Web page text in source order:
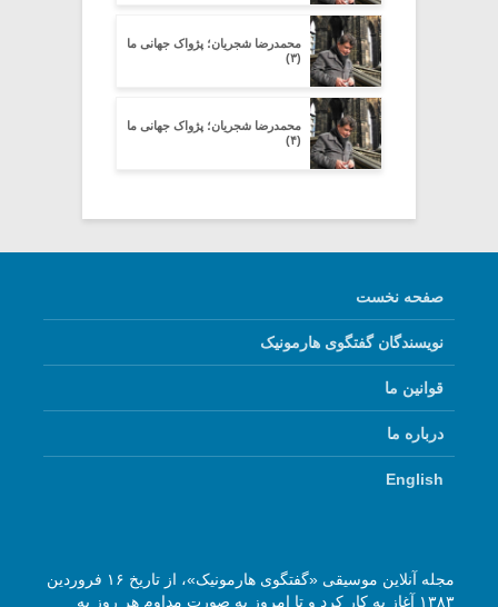
محمدرضا شجریان؛ پژواک جهانی ما
(۳)
محمدرضا شجریان؛ پژواک جهانی ما
(۴)
صفحه نخست
نویسندگان گفتگوی هارمونیک
قوانین ما
درباره ما
English
مجله آنلاین موسیقی «گفتگوی هارمونیک»، از تاریخ ۱۶ فروردین
۱۳۸۳ آغاز به کار کرد و تا امروز به صورت مداوم هر روز به